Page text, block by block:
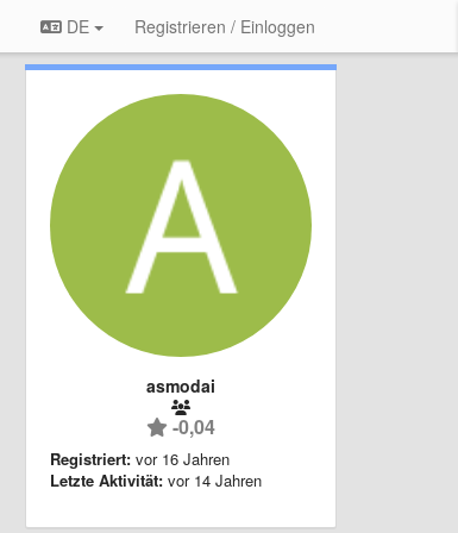
DE Registrieren / Einloggen
asmodai
-0,04
Registriert: vor 16 Jahren
Letzte Aktivität: vor 14 Jahren